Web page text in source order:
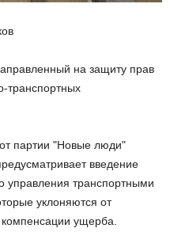
на защиту прав
транспортных
партии "Новые люди"
введение
управления транспортными
уклоняются от
ущерба.